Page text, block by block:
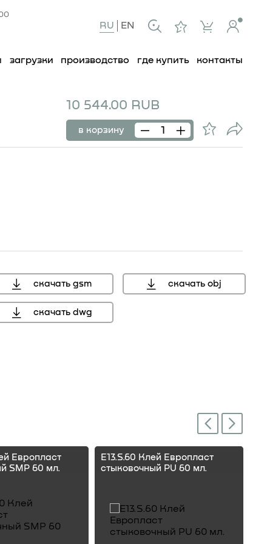
RU EN
загрузки производство где купить контакты
10 544.00 RUB
в корзину
скачать gsm скачать obj
скачать dwg
Previous
Европласт
SMP 60 мл.
E13.S.60 Клей Европласт
стыковочный PU 60 мл.
Next